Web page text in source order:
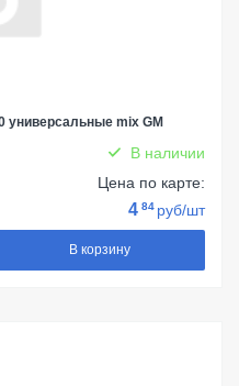
mix GM
В наличии
Цена по карте:
4 84 руб/шт
В корзину